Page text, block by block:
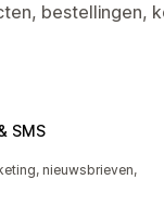
bestellingen,
SMS
nieuwsbrieven,